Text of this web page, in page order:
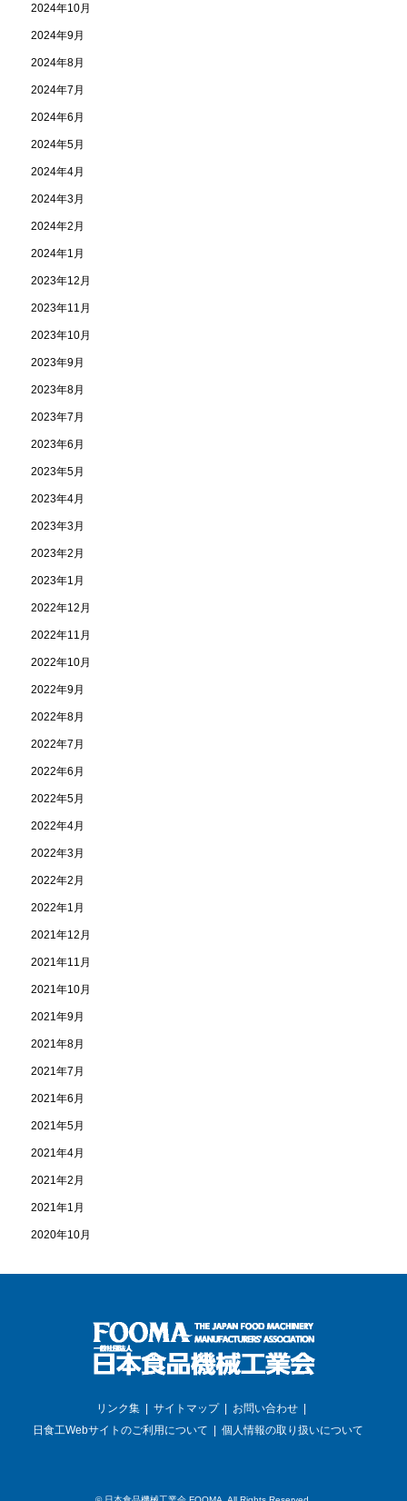
2024年10月
2024年9月
2024年8月
2024年7月
2024年6月
2024年5月
2024年4月
2024年3月
2024年2月
2024年1月
2023年12月
2023年11月
2023年10月
2023年9月
2023年8月
2023年7月
2023年6月
2023年5月
2023年4月
2023年3月
2023年2月
2023年1月
2022年12月
2022年11月
2022年10月
2022年9月
2022年8月
2022年7月
2022年6月
2022年5月
2022年4月
2022年3月
2022年2月
2022年1月
2021年12月
2021年11月
2021年10月
2021年9月
2021年8月
2021年7月
2021年6月
2021年5月
2021年4月
2021年2月
2021年1月
2020年10月
リンク集 サイトマップ
お問い合わせ
日食工Webサイトのご利用について
個人情報の取り扱いについて